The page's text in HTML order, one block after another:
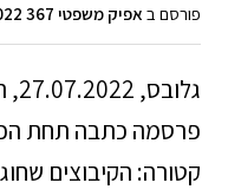
פורסם ב אפיק משפטי 367 10.08.2022
פרסמה כתבה תחת